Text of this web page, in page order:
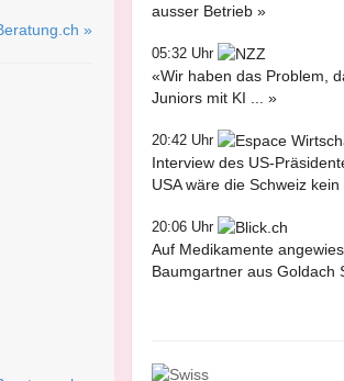
»
ausser Betrieb »
05:32 Uhr
«Wir haben das Problem,
Juniors mit KI ... »
20:42 Uhr
Interview des US-
USA wäre die Schweiz kein
20:06 Uhr
Auf Medikamente
Baumgartner aus Goldach